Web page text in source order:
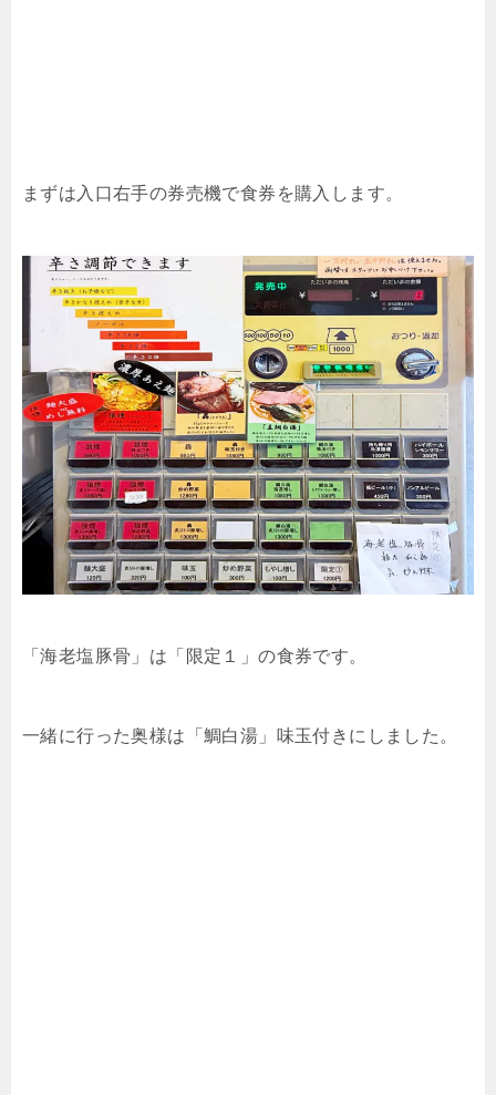
まずは入口右手の券売機で食券を購入します。
「海老塩豚骨」は「限定１」の食券です。
一緒に行った奥様は「鯛白湯」味玉付きにしました。